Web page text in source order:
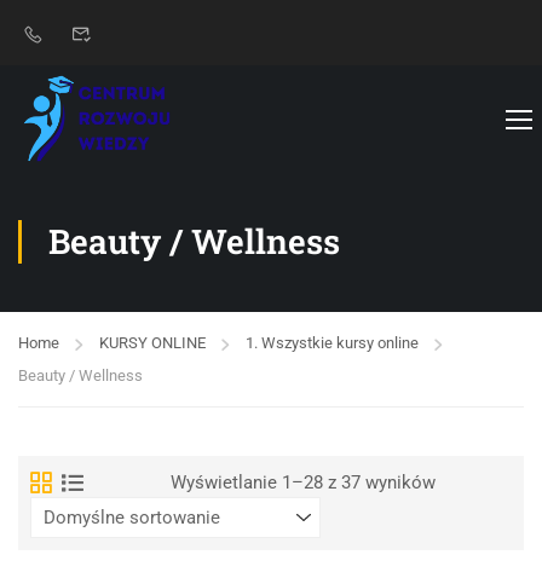
Beauty / Wellness
Home KURSY ONLINE
1. Wszystkie kursy online
Beauty / Wellness
Wyświetlanie 1–28 z 37 wyników